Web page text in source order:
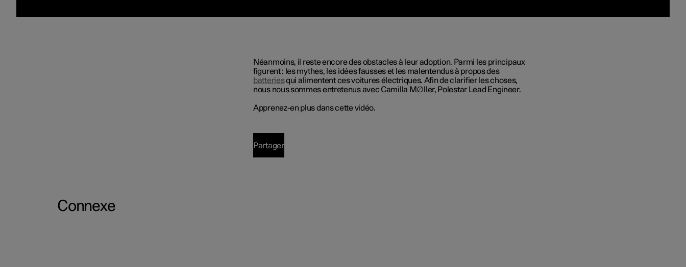
Néanmoins, il reste encore des obstacles à leur adoption. Parmi les principaux
figurent : les mythes, les idées fausses et les malentendusà propos des
batteriesqui alimentent ces voitures électriques. Afin de clarifier les choses,
nous nous sommes entretenus avec Camilla M∅ller, Polestar Lead Engineer.
Apprenez-en plus dans cette vidéo.
Partager
Connexe